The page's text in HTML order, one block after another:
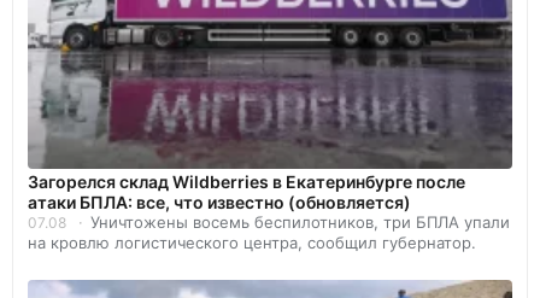
Загорелся склад Wildberries в Екатеринбурге после
атаки БПЛА: все, что известно (обновляется)
07.08
Уничтожены восемь беспилотников, три БПЛА упали
на кровлю логистического центра, сообщил губернатор.